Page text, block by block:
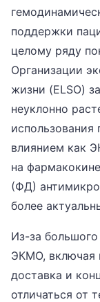
поддержки
целому ряду
Организации
жизни (ELSO)
неуклонно
влиянием как
на
(ФД)
более
Из-за
ЭКМО, включая
доставка и
отличаться от